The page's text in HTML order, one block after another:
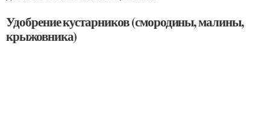
Удобрение кустарников (смородины, малины,
крыжовника)